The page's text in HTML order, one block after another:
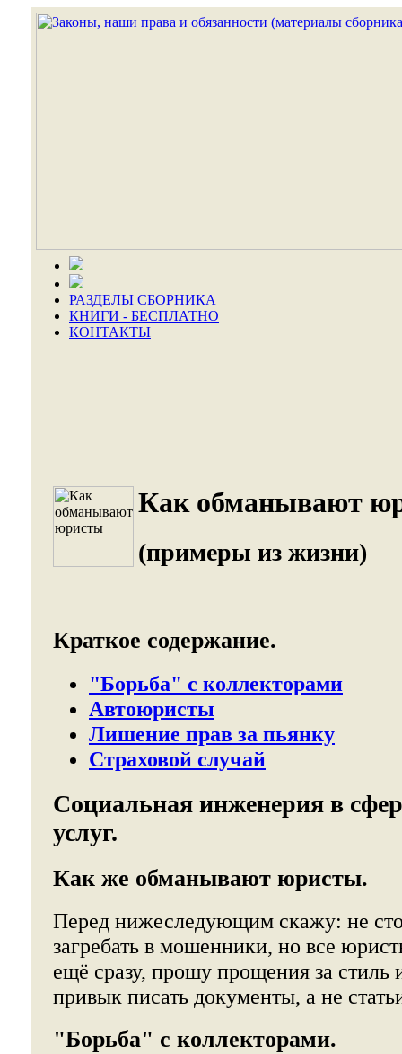
РАЗДЕЛЫ СБОРНИКА
КНИГИ - БЕСПЛАТНО
КОНТАКТЫ
Как обманывают
(примеры из жизни)
Краткое содержание.
"Борьба" с коллекторами
Автоюристы
Лишение прав за пьянку
Страховой случай
Социальная инженерия в
услуг.
Как же обманывают юристы.
Перед нижеследующим скажу: не
загребать в мошенники, но все
ещё сразу, прошу прощения за стиль
привык писать документы, а не
"Борьба" с коллекторами.